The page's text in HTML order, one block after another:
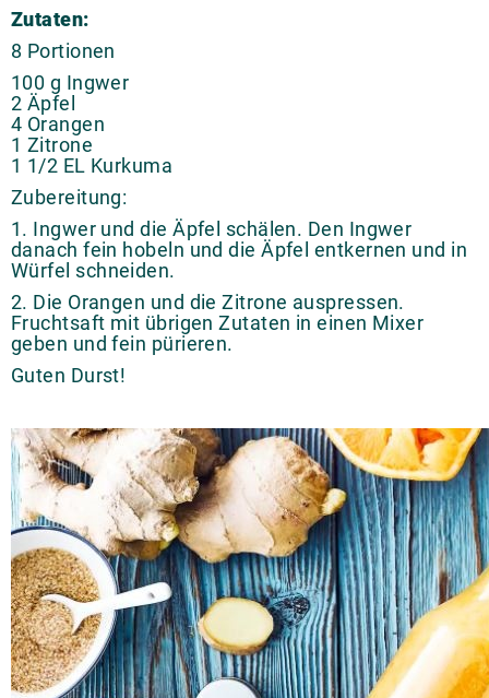
Zutaten:
8 Portionen
100 g Ingwer
2 Äpfel
4 Orangen
1 Zitrone
1 1/2 EL Kurkuma
Zubereitung:
1. Ingwer und die Äpfel schälen. Den Ingwer
danach fein hobeln und die Äpfel entkernen und in
Würfel schneiden.
2. Die Orangen und die Zitrone auspressen.
Fruchtsaft mit übrigen Zutaten in einen Mixer
geben und fein pürieren.
Guten Durst!